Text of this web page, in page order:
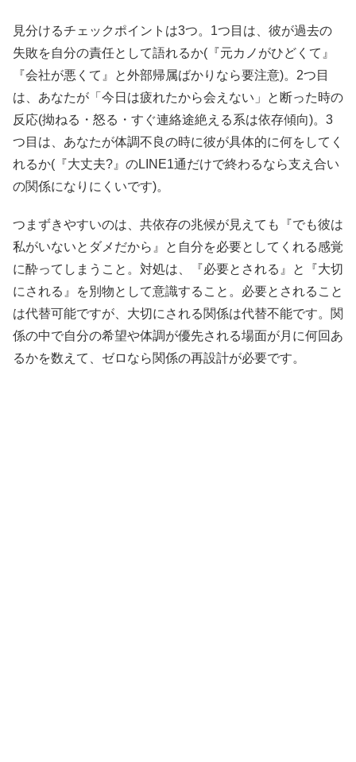
見分けるチェックポイントは3つ。1つ目は、彼が過去の
失敗を自分の責任として語れるか(『元カノがひどくて』
『会社が悪くて』と外部帰属ばかりなら要注意)。2つ目
は、あなたが「今日は疲れたから会えない」と断った時の
反応(拗ねる・怒る・すぐ連絡途絶える系は依存傾向)。3
つ目は、あなたが体調不良の時に彼が具体的に何をしてく
れるか(『大丈夫?』のLINE1通だけで終わるなら支え合い
の関係になりにくいです)。
つまずきやすいのは、共依存の兆候が見えても『でも彼は
私がいないとダメだから』と自分を必要としてくれる感覚
に酔ってしまうこと。対処は、『必要とされる』と『大切
にされる』を別物として意識すること。必要とされること
は代替可能ですが、大切にされる関係は代替不能です。関
係の中で自分の希望や体調が優先される場面が月に何回あ
るかを数えて、ゼロなら関係の再設計が必要です。